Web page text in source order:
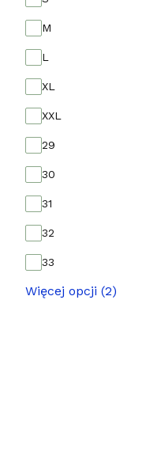
M
L
XL
XXL
29
30
31
32
33
Więcej opcji (2)